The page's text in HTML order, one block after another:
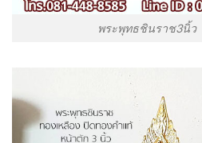
พระพุทธชินราช3นิ้ว